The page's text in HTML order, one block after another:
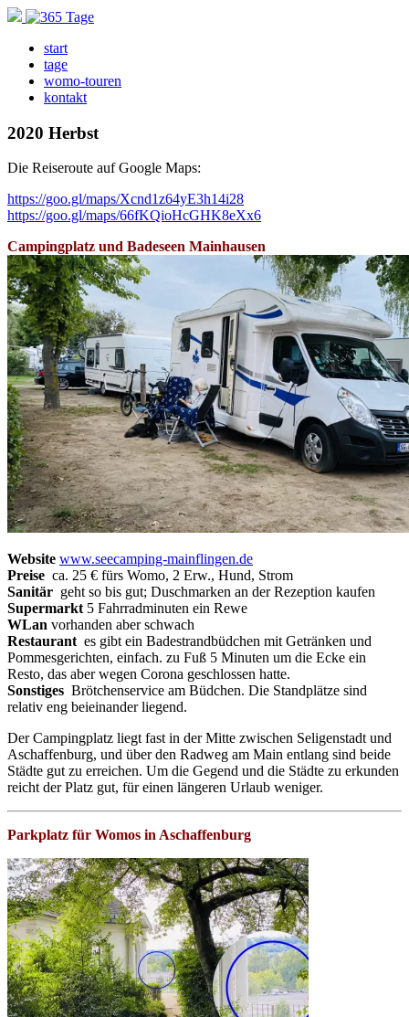
start
tage
womo-touren
kontakt
2020 Herbst
Die Reiseroute auf Google Maps:
https://goo.gl/maps/Xcnd1z64yE3h14i28
https://goo.gl/maps/66fKQioHcGHK8eXx6
Campingplatz und Badeseen Mainhausen
Website www.seecamping-mainflingen.de
Preise ca. 25 € fürs Womo, 2 Erw., Hund, Strom
Sanitär geht so bis gut; Duschmarken an der Rezeption kaufen
Supermarkt 5 Fahrradminuten ein Rewe
WLan vorhanden aber schwach
Restaurant es gibt ein Badestrandbüdchen mit Getränken und
Pommesgerichten, einfach. zu Fuß 5 Minuten um die Ecke ein
Resto, das aber wegen Corona geschlossen hatte.
Sonstiges Brötchenservice am Büdchen. Die Standplätze sind
relativ eng beieinander liegend.
Der Campingplatz liegt fast in der Mitte zwischen Seligenstadt und
Aschaffenburg, und über den Radweg am Main entlang sind beide
Städte gut zu erreichen. Um die Gegend und die Städte zu erkunden
reicht der Platz gut, für einen längeren Urlaub weniger.
Parkplatz für Womos in Aschaffenburg